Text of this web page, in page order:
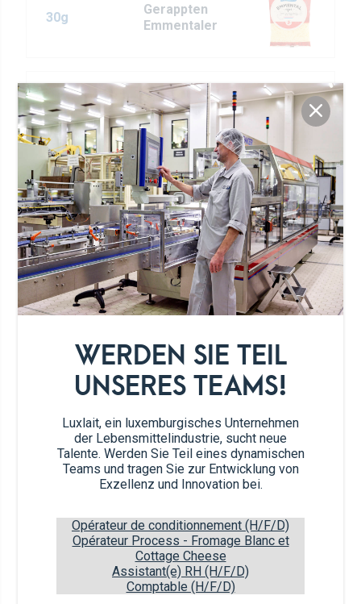
WERDEN SIE TEIL
UNSERES TEAMS!
Luxlait, ein luxemburgisches Unternehmen
der Lebensmittelindustrie, sucht neue
Talente. Werden Sie Teil eines dynamischen
Teams und tragen Sie zur Entwicklung von
Exzellenz und Innovation bei.
Opérateur de conditionnement (H/F/D)
Opérateur Process - Fromage Blanc et
Cottage Cheese
Assistant(e) RH (H/F/D)
Comptable (H/F/D)
30g
Gerappten
Emmentaler
4 dënn Kallefsschnitzelen
4 Tranchen gekachten Ham
500g Champignonen, a Scheiwen
2 Knuewelekszéiwen, zerdréckt
150ml wäisse Wäin
Panko Broutgrimmelen
Salz a Peffer
Zubereitung
Den Schäffchen op 180°C Umluft virhëtzen.